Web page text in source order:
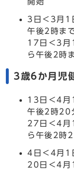
3日＜3月1
午後2時ま
17日＜3
ら午後2時
3歳6か月児
13日＜4
午後2時20
27日＜4
ら午後2時
4日＜4月1
20日＜4